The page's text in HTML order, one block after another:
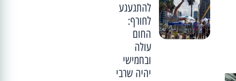
להתגעגע
לחורף:
החום
עולה
ובחמישי
יהיה שרבי